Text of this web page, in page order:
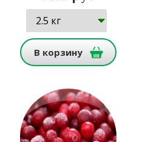
В корзину